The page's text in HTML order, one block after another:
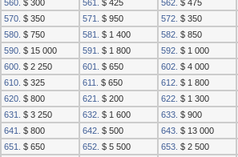
560. $ 300 561. $ 425 562. $ 475
570. $ 350 571. $ 950 572. $ 350
580. $ 750 581. $ 1 400 582. $ 850
590. $ 15 000 591. $ 1 800 592. $ 1 000
600. $ 2 250 601. $ 650 602. $ 4 000
610. $ 325 611. $ 650 612. $ 1 800
620. $ 800 621. $ 200 622. $ 1 300
631.
$ 3 250 632. $ 1 600 633. $ 900
641.
$ 800 642. $ 500 643. $ 13 000
651.
$ 650 652. $ 5 500 653. $ 2 500